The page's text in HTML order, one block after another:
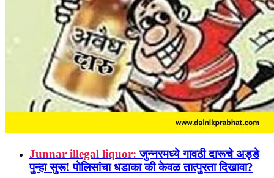
Junnar illegal liquor: जुन्नरमध्ये गावठी दारूचे अड्डे
पुन्हा सुरू! पोलिसांचा धडाका की केवळ तात्पुरता दिखावा?